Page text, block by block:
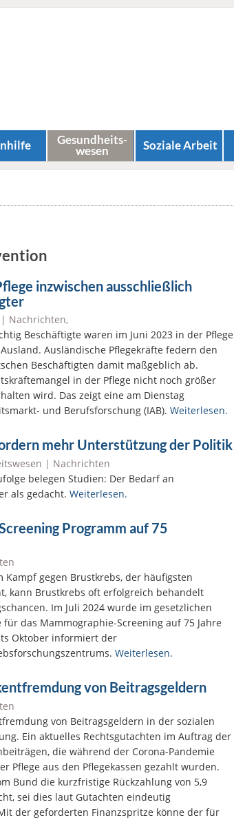
Gesundheits­
wesen Soziale Arbeit
inzwischen ausschließlich
Nachrichten,
Beschäftigte waren im Juni 2023 in der Pflege
Ausländische Pflegekräfte federn den
Beschäftigten damit maßgeblich ab.
in der Pflege nicht noch größer
wird. Das zeigt eine am Dienstag
und Berufsforschung (IAB). Weiterlesen.
mehr Unterstützung der Politik
| Nachrichten
belegen Studien: Der Bedarf an
als gedacht. Weiterlesen.
Programm auf 75
gegen Brustkrebs, der häufigsten
kann Brustkrebs oft erfolgreich behandelt
Im Juli 2024 wurde im gesetzlichen
das Mammographie-Screening auf 75 Jahre
Oktober informiert der
Weiterlesen.
von Beitragsgeldern
von Beitragsgeldern in der sozialen
Ein aktuelles Rechtsgutachten im Auftrag der
die während der Corona-Pandemie
Pflege aus den Pflegekassen gezahlt wurden.
Bund die kurzfristige Rückzahlung von 5,9
sei dies laut Gutachten eindeutig
der geforderten Finanzspritze könne der für